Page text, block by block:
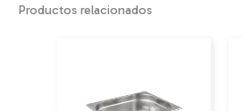
Productos relacionados